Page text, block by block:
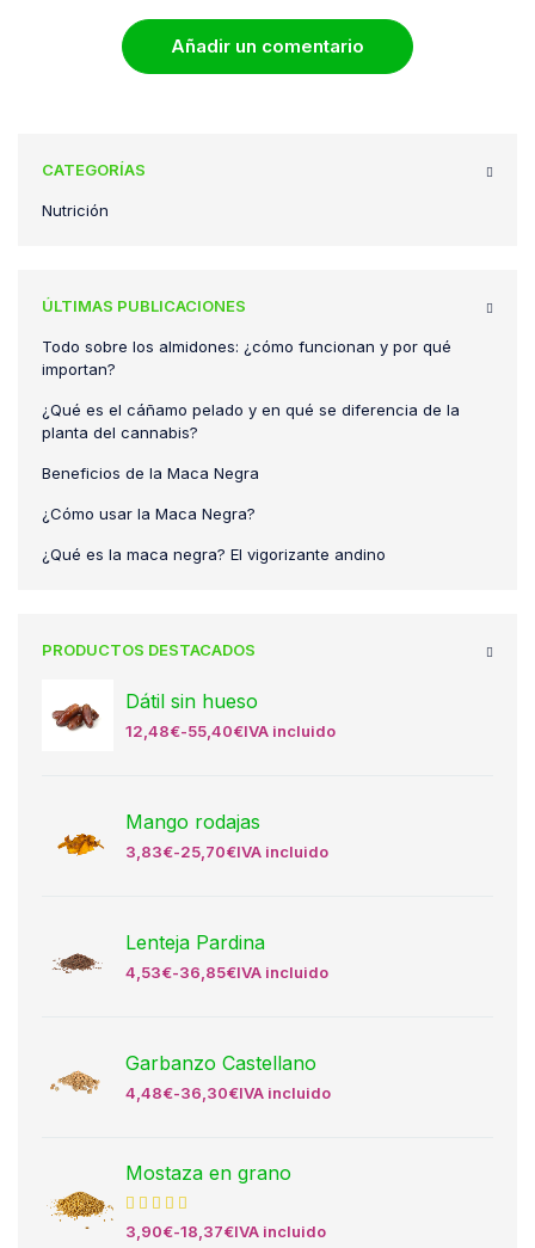
Añadir un comentario
CATEGORÍAS
Nutrición
ÚLTIMAS PUBLICACIONES
Todo sobre los almidones: ¿cómo funcionan y por qué
importan?
¿Qué es el cáñamo pelado y en qué se diferencia de la
planta del cannabis?
Beneficios de la Maca Negra
¿Cómo usar la Maca Negra?
¿Qué es la maca negra? El vigorizante andino
PRODUCTOS DESTACADOS
Dátil sin hueso
12,48€-55,40€IVA incluido
Mango rodajas
3,83€-25,70€IVA incluido
Lenteja Pardina
4,53€-36,85€IVA incluido
Garbanzo Castellano
4,48€-36,30€IVA incluido
Mostaza en grano
3,90€-18,37€IVA incluido